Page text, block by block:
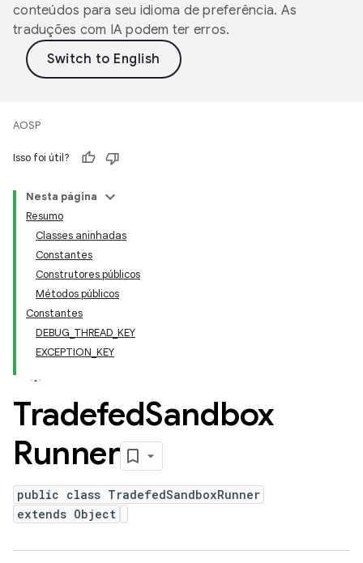
conteúdos para seu idioma de preferência. As
traduções com IA podem ter erros.
AOSP
Isso foi útil?
Nesta página
Resumo
Classes aninhadas
Constantes
Construtores públicos
Métodos públicos
Constantes
DEBUG_THREAD_KEY
EXCEPTION_KEY
TradefedSandbox
Runner
public class TradefedSandboxRunner
extends Object